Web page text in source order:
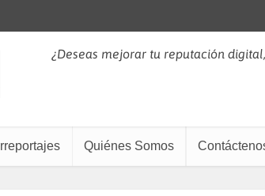
¿Deseas mejorar tu reputación
Quiénes Somos